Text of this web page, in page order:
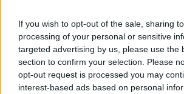
If you wish to opt-out of the sale, sharing
processing of your personal or sensitive
targeted advertising by us, please use the
section to confirm your selection. Please
opt-out request is processed you may
interest-based ads based on personal
Urednik 02/06/2026